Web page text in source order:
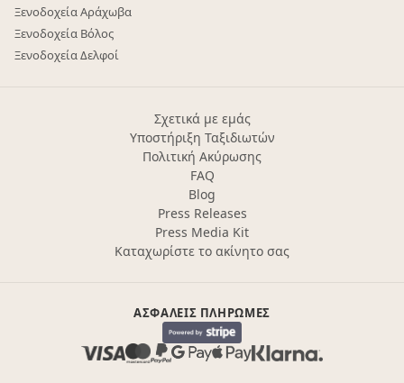
Ξενοδοχεία Αράχωβα
Ξενοδοχεία Βόλος
Ξενοδοχεία Δελφοί
Σχετικά με εμάς
Υποστήριξη Ταξιδιωτών
Πολιτική Ακύρωσης
FAQ
Blog
Press Releases
Press Media Kit
Καταχωρίστε το ακίνητο σας
ΑΣΦΑΛΕΊΣ ΠΛΗΡΩΜΈΣ